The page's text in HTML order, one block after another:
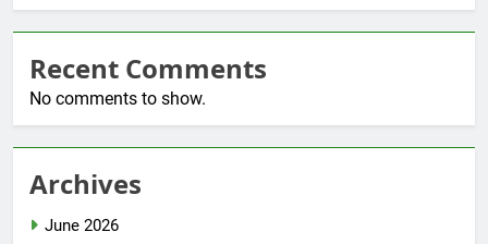
Recent Comments
No comments to show.
Archives
June 2026